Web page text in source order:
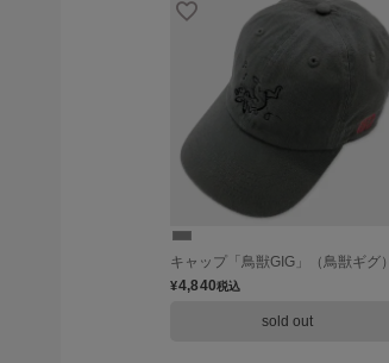
キャップ「鳥獣GIG」（鳥獣ギグ）
¥4,840税込
sold out